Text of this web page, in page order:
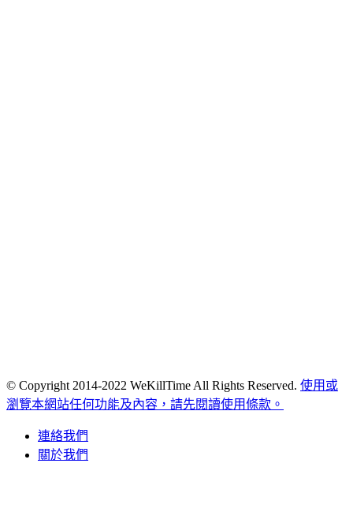
© Copyright 2014-2022 WeKillTime All Rights Reserved. 使用或
瀏覽本網站任何功能及內容，請先閱讀使用條款。
連絡我們
關於我們